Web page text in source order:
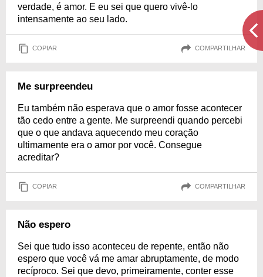
verdade, é amor. E eu sei que quero vivê-lo
intensamente ao seu lado.
COPIAR COMPARTILHAR
Me surpreendeu
Eu também não esperava que o amor fosse acontecer
tão cedo entre a gente. Me surpreendi quando percebi
que o que andava aquecendo meu coração
ultimamente era o amor por você. Consegue
acreditar?
COPIAR COMPARTILHAR
Não espero
Sei que tudo isso aconteceu de repente, então não
espero que você vá me amar abruptamente, de modo
recíproco. Sei que devo, primeiramente, conter esse